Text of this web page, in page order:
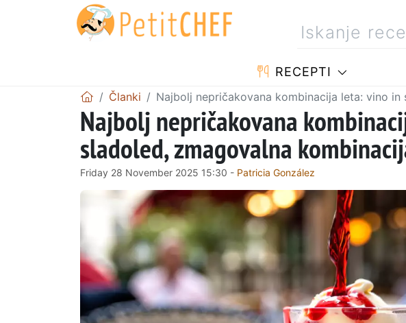
RECEPTI
Članki Najbolj nepričakovana kombinacija leta: vino
Najbolj nepričakovana
sladoled, zmagovalna
Friday 28 November 2025 15:30 - Patricia González